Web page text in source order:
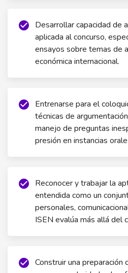
check_circle Desarrollar capacidad de
aplicada al concurso,
ensayos sobre temas de
económica internacional.
check_circle Entrenarse para el
técnicas de
manejo de preguntas
presión en instancias
check_circle Reconocer y trabajar la
entendida como un
personales,
ISEN evalúa más allá del
check_circle Construir una preparación